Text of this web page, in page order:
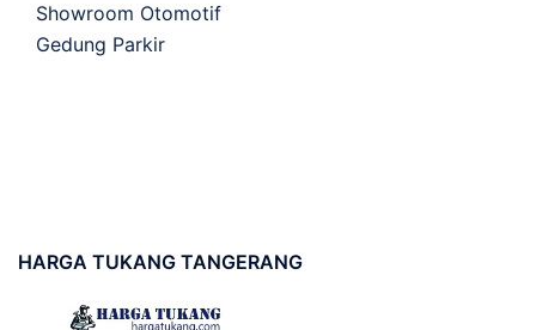
Showroom Otomotif
Gedung Parkir
HARGA TUKANG TANGERANG